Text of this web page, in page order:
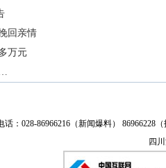
回亲情
万元
话：028-86966216（新闻爆料） 86966228
四